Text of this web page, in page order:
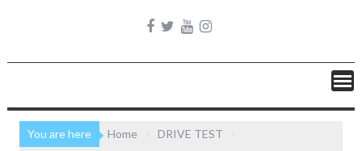
You are here Home
DRIVE TEST